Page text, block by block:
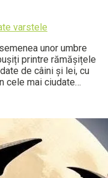
varstele
unor umbre
printre rămășițele
de câini și lei, cu
cele mai ciudate…